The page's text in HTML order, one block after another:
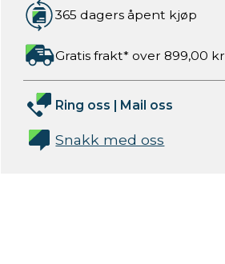
365 dagers åpent kjøp
Gratis frakt* over 899,00 kr
Ring oss | Mail oss
Snakk med oss